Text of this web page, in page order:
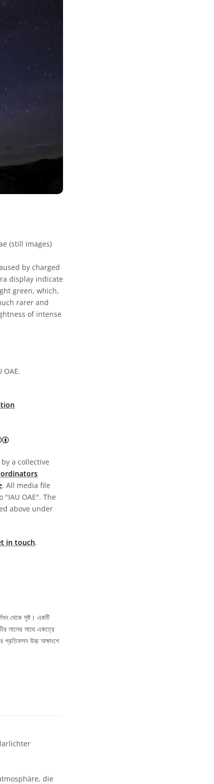
(still images)
by charged
display indicate
green, which,
rarer and
of intense
Creative Commons Attribution 4.0 International (CC BY 4.0)
a collective
. All media file
OAE". The
above under
in touch.
থেকে সৃষ্ট। একটি
লালের সাথে একত্রে
উচ্চ অক্ষাংশে
die